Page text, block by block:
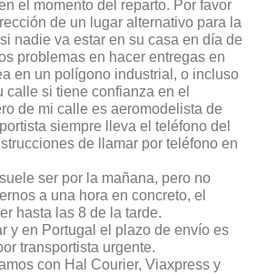
el momento del reparto. Por favor
de un lugar alternativo para la
nadie va estar en su casa en día de
problemas en hacer entregas en
en un polígono industrial, o incluso
calle si tiene confianza en el
de mi calle es aeromodelista de
siempre lleva el teléfono del
de llamar por teléfono en
ser por la mañana, pero no
a una hora en concreto, el
hasta las 8 de la tarde.
y en Portugal el plazo de envío es
transportista urgente.
con Hal Courier, Viaxpress y